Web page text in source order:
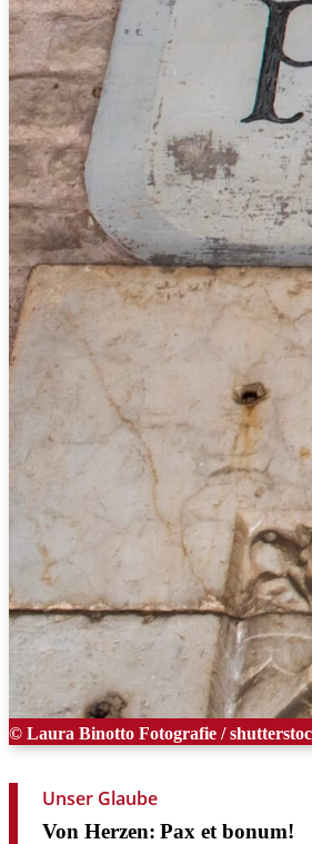
© Laura Binotto Fotografie /
Unser Glaube
Von Herzen: Pax et bonum!